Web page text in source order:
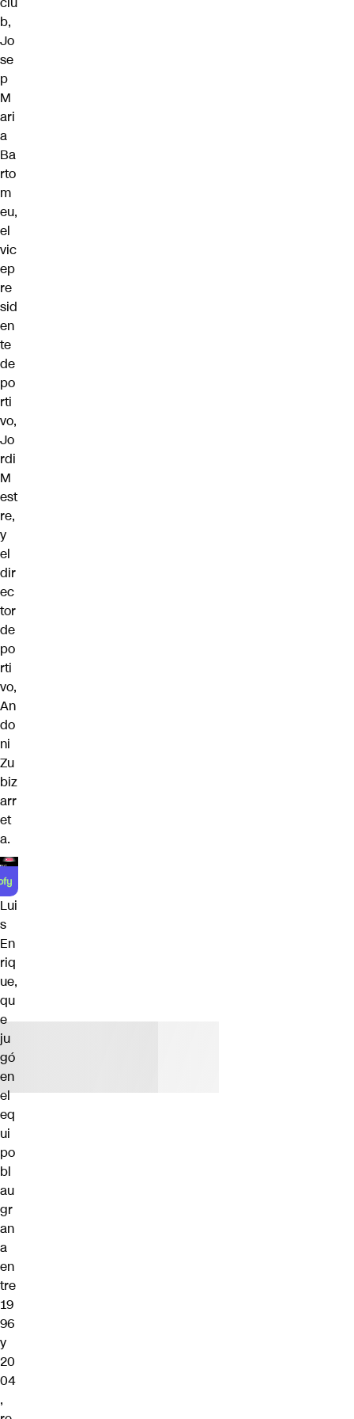
b,
Jo
se
p
M
ari
a
Ba
rto
m
eu,
el
vic
ep
re
sid
en
te
de
po
rti
vo,
Jo
rdi
M
est
re,
y
el
dir
ec
tor
de
po
rti
vo,
An
do
ni
Zu
biz
arr
et
a.
Lui
s
En
riq
ue,
qu
e
ju
gó
en
el
eq
ui
po
bl
au
gr
an
a
en
tre
19
96
y
20
04
,